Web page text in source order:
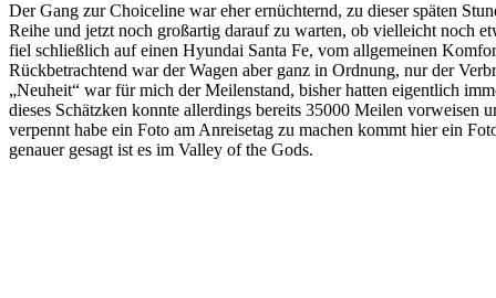
Der Gang zur Choiceline war eher ernüchternd, zu dieser späten
Reihe und jetzt noch großartig darauf zu warten, ob vielleicht noch
fiel schließlich auf einen Hyundai Santa Fe, vom allgemeinen
Rückbetrachtend war der Wagen aber ganz in Ordnung, nur der
„Neuheit“ war für mich der Meilenstand, bisher hatten eigentlich
dieses Schätzken konnte allerdings bereits 35000 Meilen vorweisen
verpennt habe ein Foto am Anreisetag zu machen kommt hier ein
genauer gesagt ist es im Valley of the Gods.